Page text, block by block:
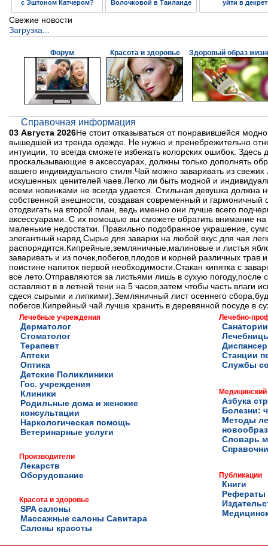
с Эштоном Катчером?
Волочковой в Таиланде
уйти в декрет
Свежие новости
Загрузка...
Форум Красота и здоровье Здоровый образ
Справочная информация
03 Августа 2026Не стоит отказываться от понравившейся
вышедшей из тренда одежде. Не нужно и пренебрежительно
интуиции, то всегда сможете избежать колорских ошибок.
проскальзывающие в аксессуарах, должны только дополнять
вашего индивидуального стиля.Чай можно заваривать из
искушенных ценителей чаев.Легко ли быть модной и
всеми новинками не всегда удается. Стильная девушка должна
собственной внешности, создавая современный и
отодвигать на второй план, ведь именно они лучше всего
аксессуарами. С их помощью вы сможете обратить внимание
маленькие недостатки. Правильно подобранное украшение,
элегантный наряд.Сырье для заварки на любой вкус для чая
распорядится.Кипрейные,земляничные,малиновые и листья
заваривать и из почек,побегов,плодов и корней различных
поистине напиток первой необходимости.Стакан кипятка с
все лето.Отправляются за листьями лишь в сухую
оставляют в в летней тени на 5 часов,затем чтобы часть влаги
сдеся сырыми и липкими).Земляничный лист осеннего
побегов.Кипрейный чай лучше хранить в деревянной посуде в
Лечебные учреждения
Дерматолог
Стоматолог
Терапевт
Аптеки
Оптика
Детские Поликлиники
Гос. учреждения
Клиники
Родильные дома и женские
консультации
Наркологическая помощь
Ветеринарные услуги
Производители
Лекарств
Оборудование
Красота и здоровье
SPA салоны
Массажные салоны Савитара
Салоны красоты
Лечебно-
Станции
Службы
Медицинский
Азбука
Болезни:
Методы
Словарь
Публикации
Книги
Рефераты